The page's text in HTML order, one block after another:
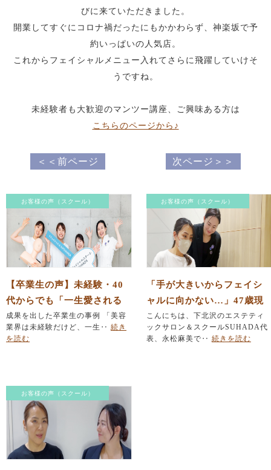
びに来ていただきました。
開業してすぐにコロナ禍だったにもかかわらず、神楽坂で予
約いっぱいの人気店。
これからフェイシャルメニュー入れてさらに飛躍していけそ
うですね。
未経験者も大歓迎のマンツー講座、ご興味ある方は
こちらのページから♪
＜＜前ページ 次ページ＞＞
お客様の声（スクール）
【卒業生の声】未経験・40
代からでも「一生愛される
エステのプロ」になれる理
由
成果を出した卒業生の事例 「美容
業界は未経験だけど、一生‥ 続き
を読む
お客様の声（スクール）
「手が大きいからフェイシ
ャルに向かない…」47歳現
役セラピスト働きながらの
挑戦（卒業生インタビュー
こんにちは、下北沢のエステティ
ックサロン＆スクールSUHADA代
表、永松麻美で‥ 続きを読む
お客様の声（スクール）